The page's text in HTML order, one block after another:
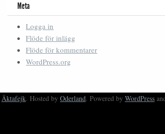
Meta
Logga in
Flöde för inlägg
Flöde för kommentarer
WordPress.org
Äktafejk. Hosted by Oderland. Powered by WordPress